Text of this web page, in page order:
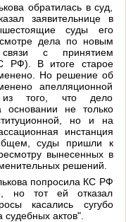
обратилась в суд,
заявительнице в
суды его
дела по новым
с принятием
РФ). В итоге старое
Но решение об
апелляционной
из того, что дело
основании не только
но и на
инстанция
суды пришли к
вынесенных в
решений.
попросила КС РФ
но тот ей отказал
касались сугубо
актов".